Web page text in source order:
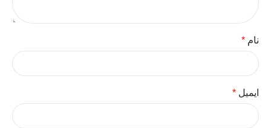
نام *
ایمیل *